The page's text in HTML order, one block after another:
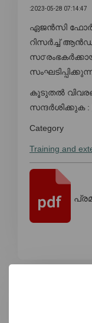
:2023-05-28 07:14:47
ഏജൻസി
റിസർച്ച് ആൻഡ്
കൂടുതൽ
സന്ദർശിക്കുക :
Category
Training and